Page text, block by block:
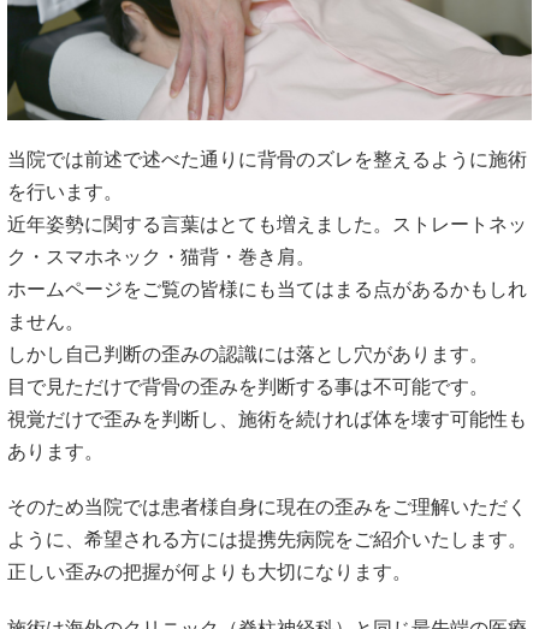
当院では前述で述べた通りに背骨のズレを整えるように施術
を行います。
近年姿勢に関する言葉はとても増えました。ストレートネッ
ク・スマホネック・猫背・巻き肩。
ホームページをご覧の皆様にも当てはまる点があるかもしれ
ません。
しかし自己判断の歪みの認識には落とし穴があります。
目で見ただけで背骨の歪みを判断する事は不可能です。
視覚だけで歪みを判断し、施術を続ければ体を壊す可能性も
あります。
そのため当院では患者様自身に現在の歪みをご理解いただく
ように、希望される方には提携先病院をご紹介いたします。
正しい歪みの把握が何よりも大切になります。